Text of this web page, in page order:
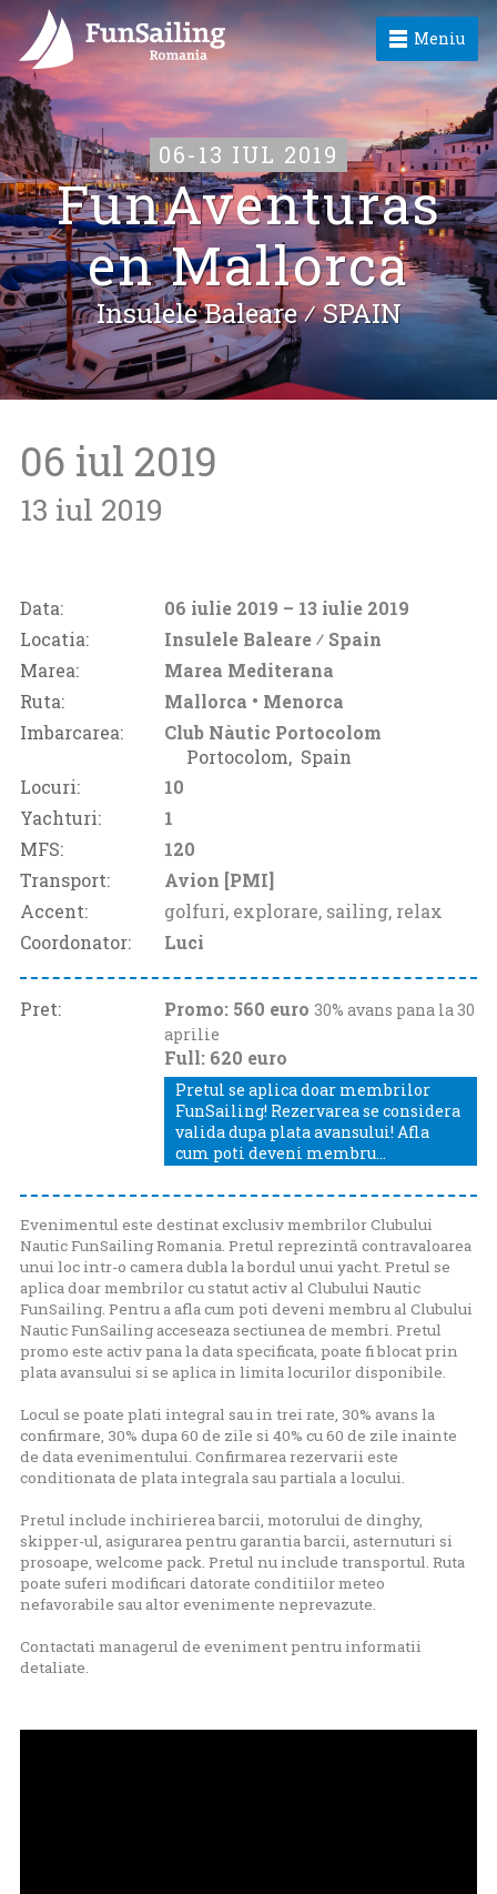
Meniu
06-13 IUL 2019
FunAventuras
en Mallorca
Insulele Baleare ⁄SPAIN
06 iul 2019
13 iul 2019
Data: 06 iulie 2019 – 13 iulie 2019
Locatia:
Insulele Baleare ⁄ Spain
Marea:
Marea Mediterana
Ruta:
Mallorca • Menorca
Imbarcarea:
Club Nàutic Portocolom
Portocolom‚ Spain
Locuri:
10
Yachturi:
1
MFS:
120
Transport:
Avion [PMI]
Accent:
golfuri, explorare, sailing, relax
Coordonator:
Luci
Pret: Promo: 560 euro 30% avans pana la 30
aprilie
Full: 620 euro
Pretul se aplica doar membrilor
FunSailing! Rezervarea se considera
valida dupa plata avansului! Afla
cum poti deveni membru...
Evenimentul este destinat exclusiv membrilor Clubului
Nautic FunSailing Romania. Pretul reprezintă contravaloarea
unui loc intr-o camera dubla la bordul unui yacht. Pretul se
aplica doar membrilor cu statut activ al Clubului Nautic
FunSailing. Pentru a afla cum poti deveni membru al Clubului
Nautic FunSailing acceseazasectiunea de membri. Pretul
promo este activ pana la data specificata, poate fi blocat prin
plata avansului si se aplica in limita locurilor disponibile.
Locul se poate plati integral sau in trei rate, 30% avans la
confirmare, 30% dupa 60 de zile si 40% cu 60 de zile inainte
de data evenimentului. Confirmarea rezervarii este
conditionata de plata integrala sau partiala a locului.
Pretul include inchirierea barcii, motorului de dinghy,
skipper-ul, asigurarea pentru garantia barcii, asternuturi si
prosoape, welcome pack. Pretul nu include transportul. Ruta
poate suferi modificari datorate conditiilor meteo
nefavorabile sau altor evenimente neprevazute.
Contactati managerul de eveniment pentru informatii
detaliate.